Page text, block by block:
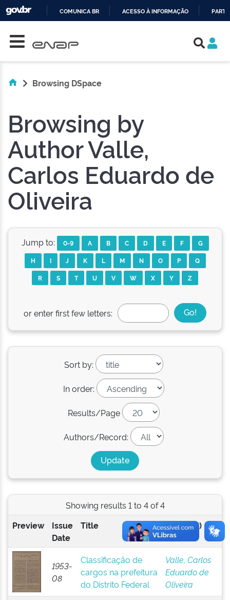
COMUNICA BR ACESSO À INFORMAÇÃO
Browsing DSpace
Browsing by
Author Valle,
Carlos Eduardo de
Oliveira
Jump to: 0-9 A B C D E F
G
H
I J K L M N O P
Q
R
S T U V W X Y Z
or enter first few letters:
Sort by:
In order:
Results/Page
Authors/Record:
Showing results 1 to 4 of 4
Preview
Issue
Date
Title Author(s)
1953-
08
Classificação de
cargos na prefeitura
do Distrito Federal
Valle, Carlos
Eduardo de
Oliveira